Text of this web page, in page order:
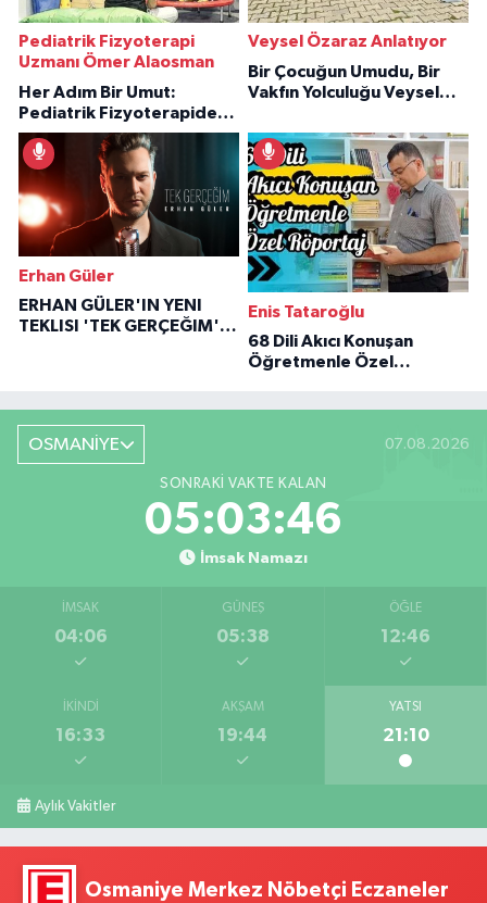
Pediatrik Fizyoterapi
Uzmanı Ömer Alaosman
Her Adım Bir Umut:
Pediatrik Fizyoterapiden
İlham Veren Hikâyeler
Veysel Özaraz Anlatıyor
Bir Çocuğun Umudu, Bir
Vakfın Yolculuğu Veysel
Erhan Güler
ERHAN GÜLER'IN YENI
TEKLISI 'TEK GERÇEĞIM'LE
Enis Tataroğlu
68 Dili Akıcı Konuşan
Öğretmenle Özel
OSMANİYE 07.08.2026
SONRAKI VAKTE KALAN
05:03:46
İmsak Namazı
İMSAK
04:06
GÜNEŞ
05:38
ÖĞLE
12:46
İKINDI
16:33
AKŞAM
19:44
YATSI
21:10
Aylık Vakitler
Osmaniye Merkez Nöbetçi Eczaneler